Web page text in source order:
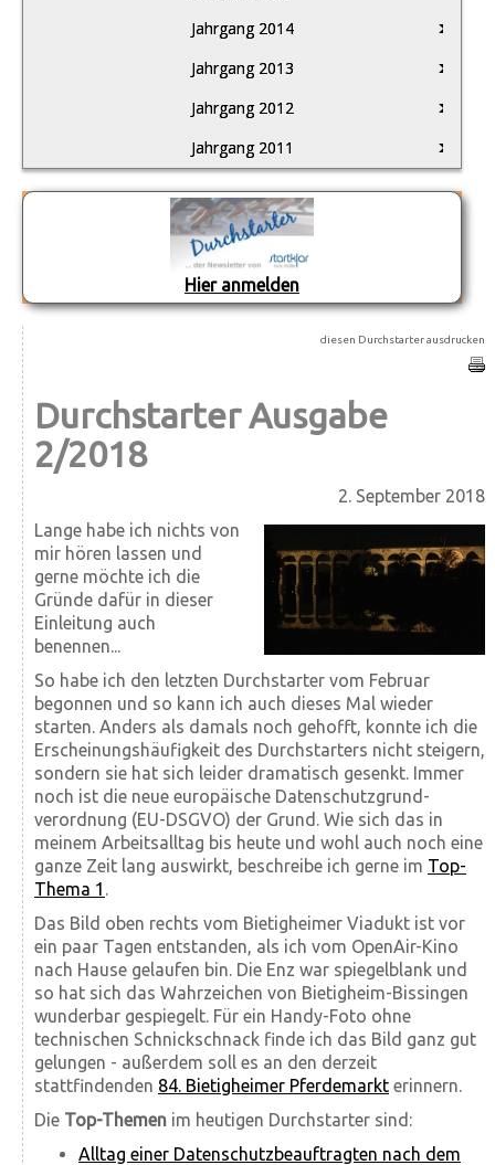
Jahrgang 2014
Jahrgang 2013
Jahrgang 2012
Jahrgang 2011
Hier anmelden
diesen Durchstarter ausdrucken
Durchstarter Ausgabe
2/2018
2. September 2018
Lange habe ich nichts von
mir hören lassen und
gerne möchte ich die
Gründe dafür in dieser
Einleitung auch
benennen...
So habe ich den letzten Durchstarter vom Februar
begonnen und so kann ich auch dieses Mal wieder
starten. Anders als damals noch gehofft, konnte ich die
Erscheinungshäufigkeit des Durchstarters nicht steigern,
sondern sie hat sich leider dramatisch gesenkt. Immer
noch ist die neue euro­päische Daten­schutz­grund­
verordnung (EU-DSGVO) der Grund. Wie sich das in
meinem Arbeitsalltag bis heute und wohl auch noch eine
ganze Zeit lang auswirkt, beschreibe ich gerne im Top-
Thema 1 .
Das Bild oben rechts vom Bietigheimer Viadukt ist vor
ein paar Tagen entstanden, als ich vom OpenAir-Kino
nach Hause gelaufen bin. Die Enz war spiegelblank und
so hat sich das Wahrzeichen von Bietigheim-Bissingen
wunderbar gespiegelt. Für ein Handy-Foto ohne
technischen Schnickschnack finde ich das Bild ganz gut
gelungen - außerdem soll es an den derzeit
stattfindenden 84. Bietigheimer Pferdemarkt erinnern.
Die Top-Themen im heutigen Durchstarter sind:
Alltag einer Datenschutzbeauftragten nach dem